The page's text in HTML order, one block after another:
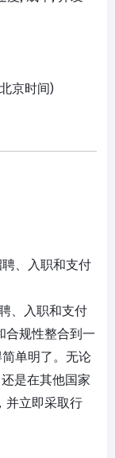
京时间)
、入职和支付
、入职和支付
合规性整合到一
单明了。无论
是在其他国家
并立即采取行